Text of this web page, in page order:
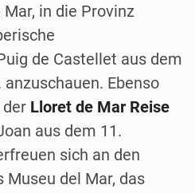
in die Provinz
de Castellet aus dem
Ebenso
Lloret de Mar Reise
aus dem 11.
sich an den
Museu del Mar, das